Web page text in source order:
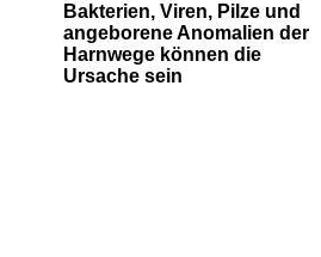
Bakterien, Viren, Pilze und
angeborene Anomalien der
Harnwege können die
Ursache sein